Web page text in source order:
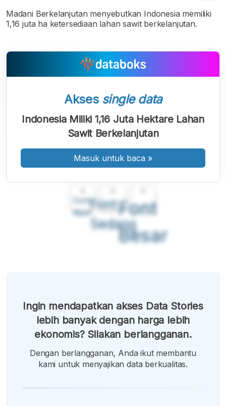
Madani Berkelanjutan menyebutkan Indonesia memiliki
1,16 juta ha ketersediaan lahan sawit berkelanjutan.
Font
Kecil
Font
Sedang
Font
Besar
Akses single data
Indonesia Miliki 1,16 Juta Hektare Lahan
Sawit Berkelanjutan
Masuk untuk baca »
Ingin mendapatkan akses Data Stories
lebih banyak dengan harga lebih
ekonomis? Silakan berlangganan.
Dengan berlangganan, Anda ikut membantu
kami untuk menyajikan data berkualitas.